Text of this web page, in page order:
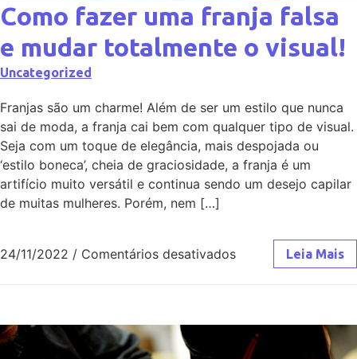
Como fazer uma franja falsa
e mudar totalmente o visual!
Uncategorized
Franjas são um charme! Além de ser um estilo que nunca
sai de moda, a franja cai bem com qualquer tipo de visual.
Seja com um toque de elegância, mais despojada ou
‘estilo boneca’, cheia de graciosidade, a franja é um
artifício muito versátil e continua sendo um desejo capilar
de muitas mulheres. Porém, nem […]
24/11/2022 / Comentários desativados Leia Mais